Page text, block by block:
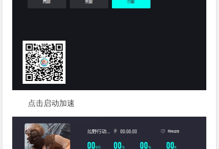
点击启动加速